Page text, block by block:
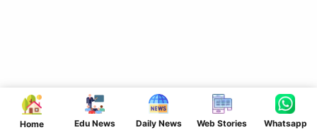
Home Edu News Daily News Web Stories Whatsapp